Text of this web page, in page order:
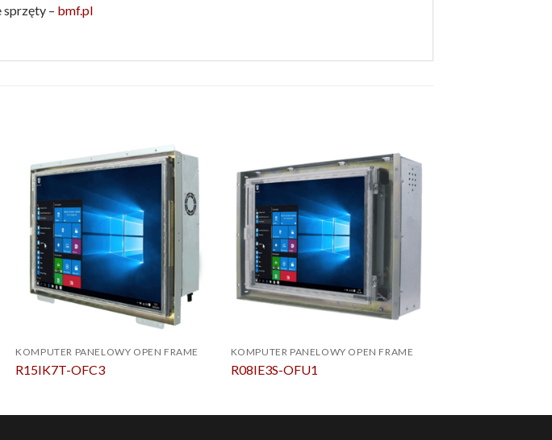
sprzęty – bmf.pl
KOMPUTER PANELOWY OPEN FRAME
R15IK7T-OFC3
KOMPUTER PANELOWY OPEN FRAME
R08IE3S-OFU1